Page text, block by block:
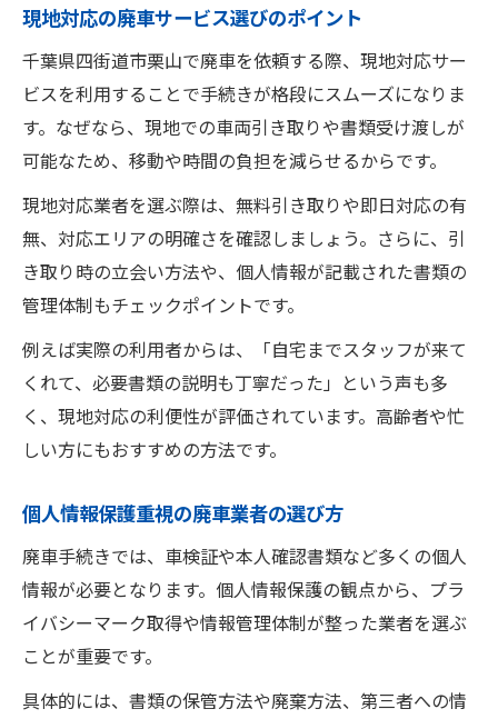
現地対応の廃車サービス選びのポイント
千葉県四街道市栗山で廃車を依頼する際、現地対応サー
ビスを利用することで手続きが格段にスムーズになりま
す。なぜなら、現地での車両引き取りや書類受け渡しが
可能なため、移動や時間の負担を減らせるからです。
現地対応業者を選ぶ際は、無料引き取りや即日対応の有
無、対応エリアの明確さを確認しましょう。さらに、引
き取り時の立会い方法や、個人情報が記載された書類の
管理体制もチェックポイントです。
例えば実際の利用者からは、「自宅までスタッフが来て
くれて、必要書類の説明も丁寧だった」という声も多
く、現地対応の利便性が評価されています。高齢者や忙
しい方にもおすすめの方法です。
個人情報保護重視の廃車業者の選び方
廃車手続きでは、車検証や本人確認書類など多くの個人
情報が必要となります。個人情報保護の観点から、プラ
イバシーマーク取得や情報管理体制が整った業者を選ぶ
ことが重要です。
具体的には、書類の保管方法や廃棄方法、第三者への情